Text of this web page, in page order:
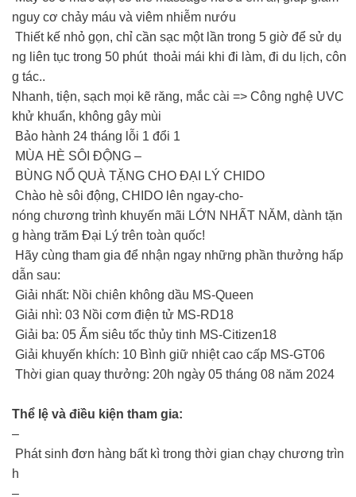
nguy cơ chảy máu và viêm nhiễm nướu
Thiết kế nhỏ gọn, chỉ cần sạc một lần trong 5 giờ để sử dụ
ng liên tục trong 50 phút thoải mái khi đi làm, đi du lịch, côn
g tác..
Nhanh, tiện, sạch mọi kẽ răng, mắc cài => Công nghệ UVC
khử khuẩn, không gây mùi
Bảo hành 24 tháng lỗi 1 đổi 1
MÙA HÈ SÔI ĐỘNG –
BÙNG NỔ QUÀ TẶNG CHO ĐẠI LÝ CHIDO
Chào hè sôi động, CHIDO lên ngay-cho-
nóng chương trình khuyến mãi LỚN NHẤT NĂM, dành tặn
g hàng trăm Đại Lý trên toàn quốc!
Hãy cùng tham gia để nhận ngay những phần thưởng hấp
dẫn sau:
Giải nhất: Nồi chiên không dầu MS-Queen
Giải nhì: 03 Nồi cơm điện tử MS-RD18
Giải ba: 05 Ấm siêu tốc thủy tinh MS-Citizen18
Giải khuyến khích: 10 Bình giữ nhiệt cao cấp MS-GT06
Thời gian quay thưởng: 20h ngày 05 tháng 08 năm 2024
Thể lệ và điều kiện tham gia:
–
Phát sinh đơn hàng bất kì trong thời gian chạy chương trìn
h
–